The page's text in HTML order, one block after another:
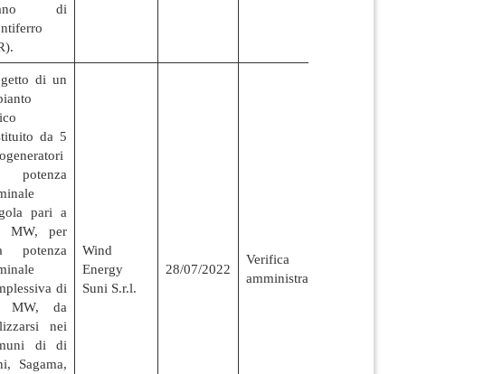
di
di un
da 5
pari a
MW, per
potenza
di
MW, da
nei
di di
Sagama,
Wind
Energy
Suni S.r.l.
28/07/2022
Verifica
amministrativa